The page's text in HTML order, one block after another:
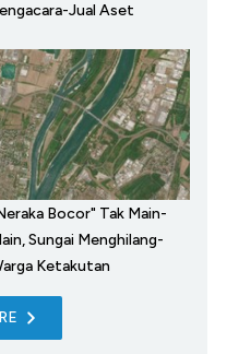
Jual Aset
Bocor" Tak Main-
Sungai Menghilang-
Ketakutan